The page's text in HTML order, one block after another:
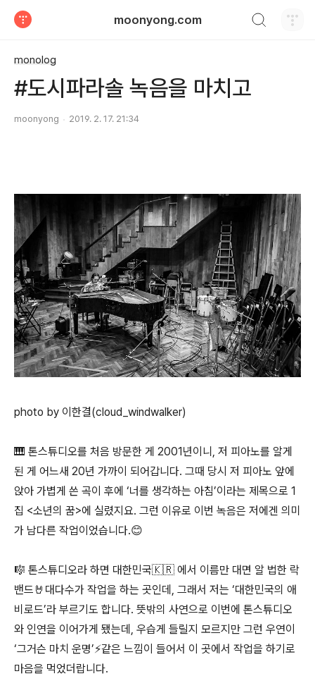
moonyong.com
monolog
#도시파라솔 녹음을 마치고
moonyong 2019. 2. 17. 21:34
photo by 이한결(cloud_windwalker)
🎹 톤스튜디오를 처음 방문한 게 2001년이니, 저 피아노를 알게
된 게 어느새 20년 가까이 되어갑니다. 그때 당시 저 피아노 앞에
앉아 가볍게 쓴 곡이 후에 ‘너를 생각하는 아침’이라는 제목으로 1
집 <소년의 꿈>에 실렸지요. 그런 이유로 이번 녹음은 저에겐 의미
가 남다른 작업이었습니다.😊
🎼 톤스튜디오라 하면 대한민국🇰🇷 에서 이름만 대면 알 법한 락
밴드🤘대다수가 작업을 하는 곳인데, 그래서 저는 ‘대한민국의 애
비로드’라 부르기도 합니다. 뜻밖의 사연으로 이번에 톤스튜디오
와 인연을 이어가게 됐는데, 우습게 들릴지 모르지만 그런 우연이
‘그거슨 마치 운명’⚡️같은 느낌이 들어서 이 곳에서 작업을 하기로
마음을 먹었더랍니다.